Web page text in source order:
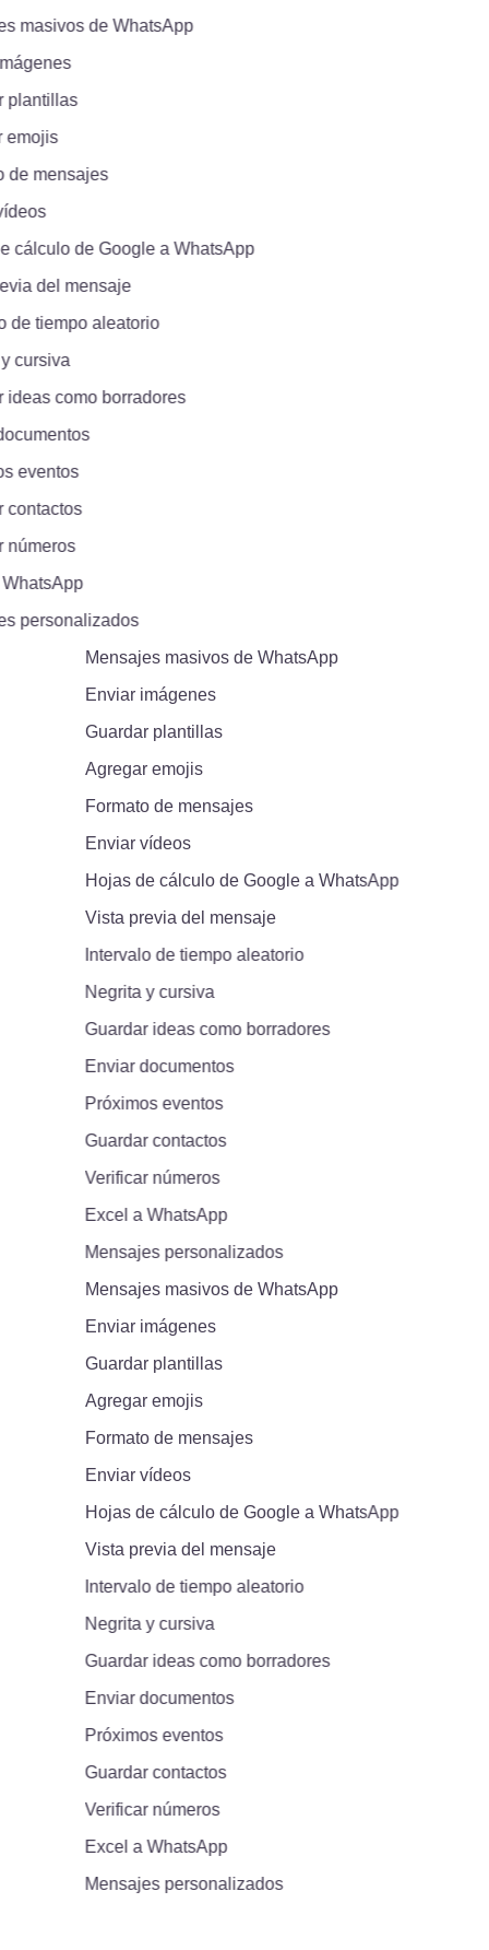
de WhatsApp
mensajes
de Google a WhatsApp
del mensaje
tiempo aleatorio
como borradores
personalizados
Mensajes masivos de WhatsApp
Enviar imágenes
Guardar plantillas
Agregar emojis
Formato de mensajes
Enviar vídeos
Hojas de cálculo de Google a WhatsApp
Vista previa del mensaje
Intervalo de tiempo aleatorio
Negrita y cursiva
Guardar ideas como borradores
Enviar documentos
Próximos eventos
Guardar contactos
Verificar números
Excel a WhatsApp
Mensajes personalizados
Mensajes masivos de WhatsApp
Enviar imágenes
Guardar plantillas
Agregar emojis
Formato de mensajes
Enviar vídeos
Hojas de cálculo de Google a WhatsApp
Vista previa del mensaje
Intervalo de tiempo aleatorio
Negrita y cursiva
Guardar ideas como borradores
Enviar documentos
Próximos eventos
Guardar contactos
Verificar números
Excel a WhatsApp
Mensajes personalizados